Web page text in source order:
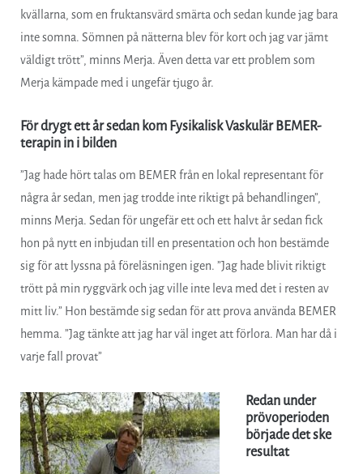
kvällarna, som en fruktansvärd smärta och sedan kunde jag bara
inte somna. Sömnen på nätterna blev för kort och jag var jämt
väldigt trött”, minns Merja. Även detta var ett problem som
Merja kämpade med i ungefär tjugo år.
För drygt ett år sedan kom Fysikalisk Vaskulär BEMER-
terapin in i bilden
”Jag hade hört talas om BEMER från en lokal representant för
några år sedan, men jag trodde inte riktigt på behandlingen”,
minns Merja. Sedan för ungefär ett och ett halvt år sedan fick
hon på nytt en inbjudan till en presentation och hon bestämde
sig för att lyssna på föreläsningen igen. ”Jag hade blivit riktigt
trött på min ryggvärk och jag ville inte leva med det i resten av
mitt liv.” Hon bestämde sig sedan för att prova använda BEMER
hemma. ”Jag tänkte att jag har väl inget att förlora. Man har då i
varje fall provat”
Redan under
prövoperioden
började det ske
resultat